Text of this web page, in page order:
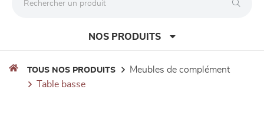
NOS PRODUITS
TOUS NOS PRODUITS
meubles de complément
table basse